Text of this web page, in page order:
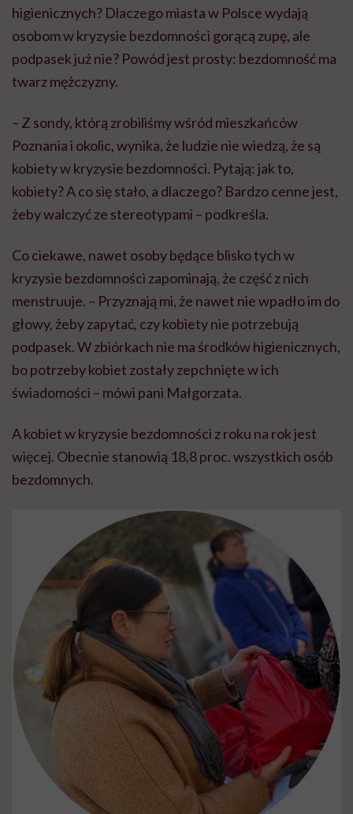
higienicznych? Dlaczego miasta w Polsce wydają
osobom w kryzysie bezdomności gorącą zupę, ale
podpasek już nie? Powód jest prosty: bezdomność ma
twarz mężczyzny.
– Z sondy, którą zrobiliśmy wśród mieszkańców
Poznania i okolic, wynika, że ludzie nie wiedzą, że są
kobiety w kryzysie bezdomności. Pytają: jak to,
kobiety? A co się stało, a dlaczego? Bardzo cenne jest,
żeby walczyć ze stereotypami – podkreśla.
Co ciekawe, nawet osoby będące blisko tych w
kryzysie bezdomności zapominają, że część z nich
menstruuje. – Przyznają mi, że nawet nie wpadło im do
głowy, żeby zapytać, czy kobiety nie potrzebują
podpasek. W zbiórkach nie ma środków higienicznych,
bo potrzeby kobiet zostały zepchnięte w ich
świadomości – mówi pani Małgorzata.
A kobiet w kryzysie bezdomności z roku na rok jest
więcej. Obecnie stanowią 18,8 proc. wszystkich osób
bezdomnych.